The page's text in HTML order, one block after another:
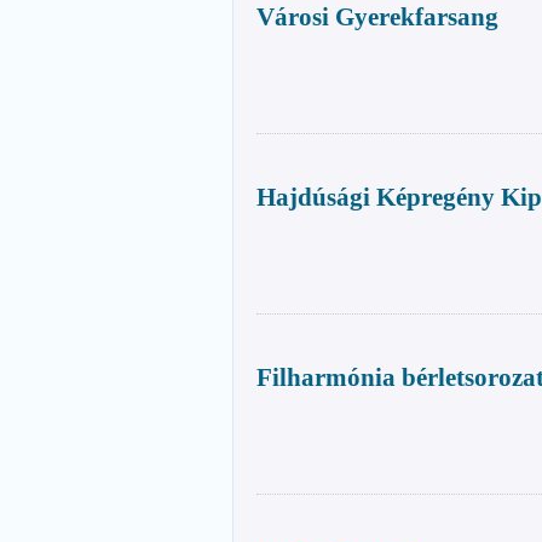
Városi Gyerekfarsang
Hajdúsági Képregény
Filharmónia